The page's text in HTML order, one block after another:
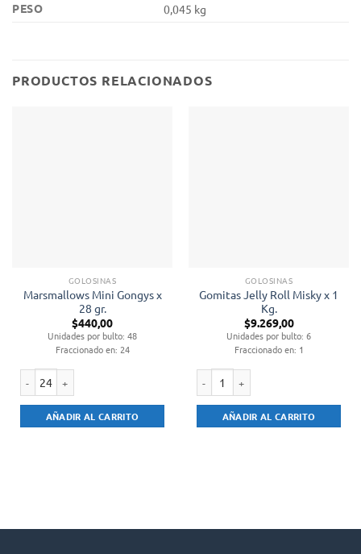
PESO 0,045 kg
PRODUCTOS RELACIONADOS
GOLOSINAS
Marsmallows Mini Gongys x
28 gr.
$440,00
Unidades por bulto: 48
Fraccionado en: 24
AÑADIR AL CARRITO
GOLOSINAS
Gomitas Jelly Roll Misky x 1
Kg.
$9.269,00
Unidades por bulto: 6
Fraccionado en: 1
AÑADIR AL CARRITO